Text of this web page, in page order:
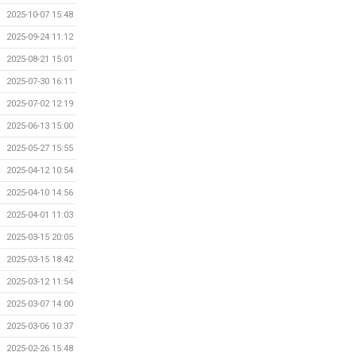
2025-10-07 15:48
2025-09-24 11:12
2025-08-21 15:01
2025-07-30 16:11
2025-07-02 12:19
2025-06-13 15:00
2025-05-27 15:55
2025-04-12 10:54
2025-04-10 14:56
2025-04-01 11:03
2025-03-15 20:05
2025-03-15 18:42
2025-03-12 11:54
2025-03-07 14:00
2025-03-06 10:37
2025-02-26 15:48